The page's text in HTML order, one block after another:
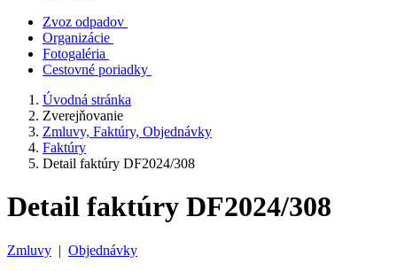
Zvoz odpadov
Organizácie
Fotogaléria
Cestovné poriadky
Úvodná stránka
Zverejňovanie
Zmluvy, Faktúry, Objednávky
Faktúry
Detail faktúry DF2024/308
Detail faktúry DF2024/308
Zmluvy | Objednávky